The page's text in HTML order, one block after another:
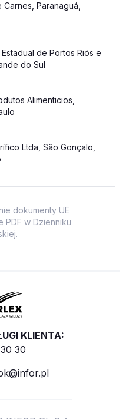
Paranaguá,
de Portos Riós e
do Sul
Alimenticios,
Ltda, São Gonçalo,
dokumenty UE
PDF w Dzienniku
KLIENTA:
30